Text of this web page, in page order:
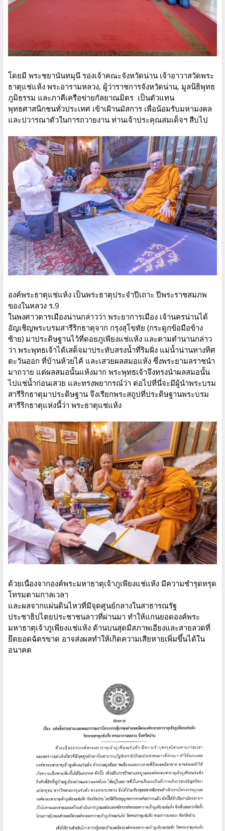
โดยมี พระชยานันทมุนี รองเจ้าคณะจังหวัดน่าน เจ้าอาวาสวัดพระ
ธาตุแช่แห้ง พระอารามหลวง, ผู้ว่าราชการจังหวัดน่าน, มูลนิธิพุทธ
ภูมิธรรม และภาคีเครือข่ายกัลยาณมิตร เป็นตัวแทน
พุทธศาสนิกชนทั่วประเทศ เข้าเฝ้านมัสการ เพื่อน้อมรับมหามงคล
และปวารณาตัวในการถวายงาน ท่านเจ้าประคุณสมเด็จฯ สืบไป
องค์พระธาตุแช่แห้ง เป็นพระธาตุประจำปีเถาะ ปีพระราชสมภพ
ของในหลวง ร.9
ในพงศาวดารเมืองน่านกล่าวว่า พระยาการเมือง เจ้านครน่านได้
อัญเชิญพระบรมสารีริกธาตุจาก กรุงสุโขทัย (กระดูกข้อมือข้าง
ซ้าย) มาประดิษฐานไว้ที่ดอยภูเพียงแช่แห้ง และตามตำนานกล่าว
ว่า พระพุทธเจ้าได้เสด็จมาประทับสรงน้ำที่ริมฝั่ง แม่น้ำน่านทางทิศ
ตะวันออก ที่บ้านห้วยไค้ และเสวยผลสมอแห้ง ซึ่งพระยามลราชนำ
มาถวาย แต่ผลสมอนั้นแห้งมาก พระพุทธเจ้าจึงทรงนำผลสมอนั้น
ไปแช่น้ำก่อนเสวย และทรงพยากรณ์ว่า ต่อไปที่นี่จะมีผู้นำพระบรม
สารีริกธาตุมาประดิษฐาน จึงเรียกพระสถูปที่ประดิษฐานพระบรม
สารีริกธาตุแห่งนี้ว่า พระธาตุแช่แห้ง
ด้วยเนื่องจากองค์พระมหาธาตุเจ้าภูเพียงแช่แห้ง มีความชำรุดทรุด
โทรมตามกาลเวลา
และผลจากแผ่นดินไหวที่มีจุดศูนย์กลางในสาธารณรัฐ
ประชาธิปไตยประชาชนลาวที่ผ่านมา ทำให้แกนยอดองค์พระ
มหาธาตุเจ้าภูเพียงแช่แห้ง ด้านบนสุดมีสภาพเอียงและสายลวดที่
ยึดยอดฉัตรขาด อาจส่งผลทำให้เกิดความเสียหายเพิ่มขึ้นได้ใน
อนาคต